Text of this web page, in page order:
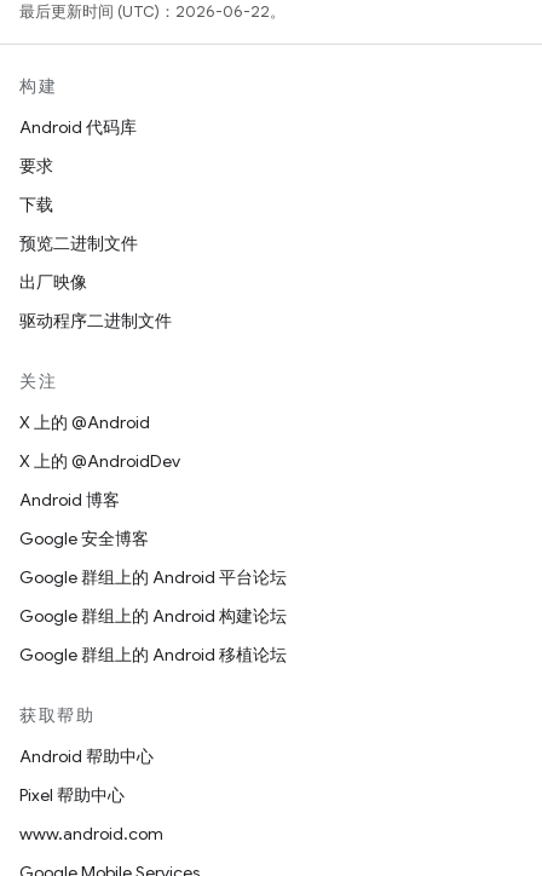
最后更新时间 (UTC)：2026-06-22。
构建
Android 代码库
要求
下载
预览二进制文件
出厂映像
驱动程序二进制文件
关注
X 上的 @Android
X 上的 @AndroidDev
Android 博客
Google 安全博客
Google 群组上的 Android 平台论坛
Google 群组上的 Android 构建论坛
Google 群组上的 Android 移植论坛
获取帮助
Android 帮助中心
Pixel 帮助中心
www.android.com